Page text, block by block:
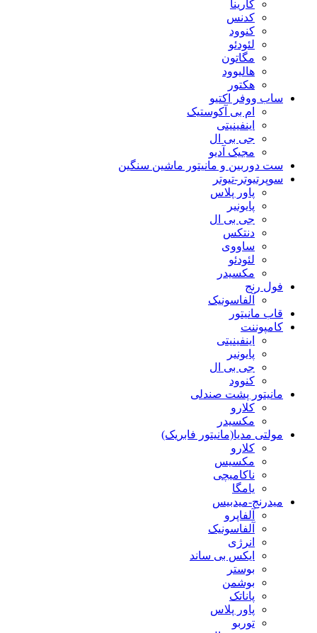
کارینا
کدنس
کنوود
لئودئو
مگاتون
هالیوود
هکتور
ساب ووفر اکتیو
ام بی آکوستیک
اینفینیتی
جی بی ال
مجیک آدیو
ست دوربین و مانیتور ماشین سنگین
سوپرتیوتر-تیوتر
پاور پلاس
پایونیر
جی بی ال
دنتکس
ساووی
لئودئو
مکسیدر
فول رنج
آلفاسونیک
قاب مانیتور
کامپوننت
اینفینیتی
پایونیر
جی بی ال
کنوود
مانیتور پشت صندلی
کلارو
مکسیدر
مولتی مدیا(مانیتور فابریک)
کلارو
مکسیس
ناکامیچی
یامگا
میدرنج-میدبیس
آلفاپرو
آلفاسونیک
انرژی
ایکس بی ساند
بوستر
بوشمن
پاناتک
پاور پلاس
توربو